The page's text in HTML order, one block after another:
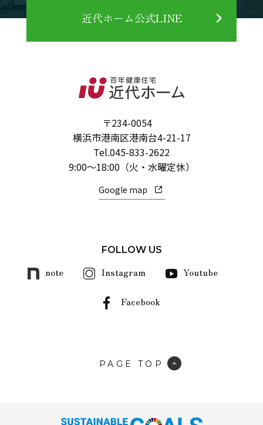
近代ホーム公式LINE
〒234-0054
横浜市港南区港南台4-21-17
Tel.045-833-2622
9:00～18:00（火・水曜定休）
Google map
FOLLOW US
note Instagram Youtube
Facebook
PAGE TOP